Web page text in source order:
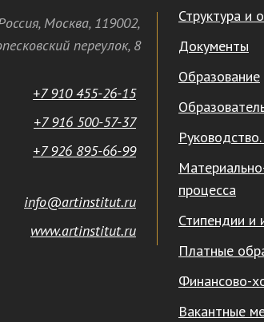
Структура и
Документы
Образование
процесса
Стипендии и
Платные
Финансово-
Вакантные
, Москва, 119002,
переулок,8
+7 910 455-26-15
+7 916 500-57-37
+7 926 895-66-99
info@artinstitut.ru
www.artinstitut.ru